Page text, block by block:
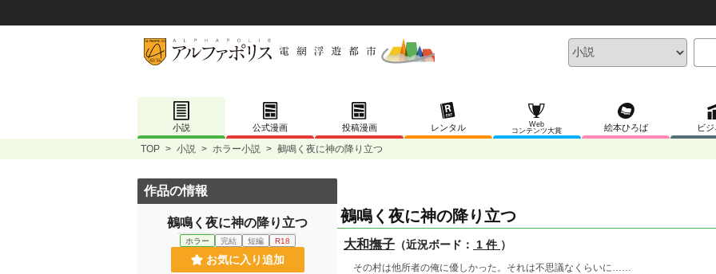
小説 公式漫画 投稿漫画 レンタル
Web
コンテンツ大賞
絵本ひろば ビ
TOP > 小説 > ホラー小説 > 鵺鳴く夜に神の降り立つ
鵺鳴く夜に神の降り立つ
大和撫子 （近況ボード： 1 件 ）
その村は他所者の俺に優しかった。それは不思議なくらいに……
作品の情報
鵺鳴く夜に神の降り立つ
ホラー 完結 短編 R18
お気に入り追加